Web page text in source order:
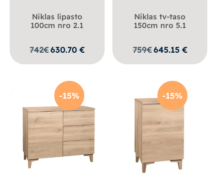
Niklas lipasto
100cm nro 2.1
742€630.70 €
Niklas tv-taso
150cm nro 5.1
759€645.15 €
-15% -15%